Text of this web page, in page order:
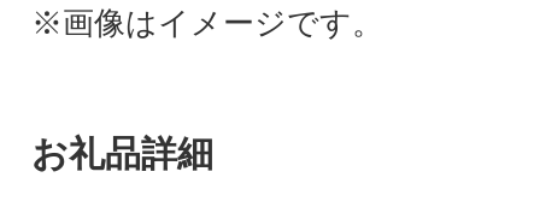
※画像はイメージです。
お礼品詳細